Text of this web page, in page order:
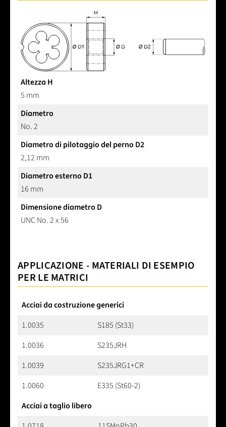
Altezza H
5 mm
Diametro
No. 2
Diametro di pilotaggio del perno D2
2,12 mm
Diametro esterno D1
16 mm
Dimensione diametro D
UNC No. 2 x 56
APPLICAZIONE - MATERIALI DI ESEMPIO
PER LE MATRICI
Acciai da costruzione generici
1.0035
S185 (St33)
1.0036
S235JRH
1.0039
S235JRG1+CR
1.0060
E335 (St60-2)
Acciai a taglio libero